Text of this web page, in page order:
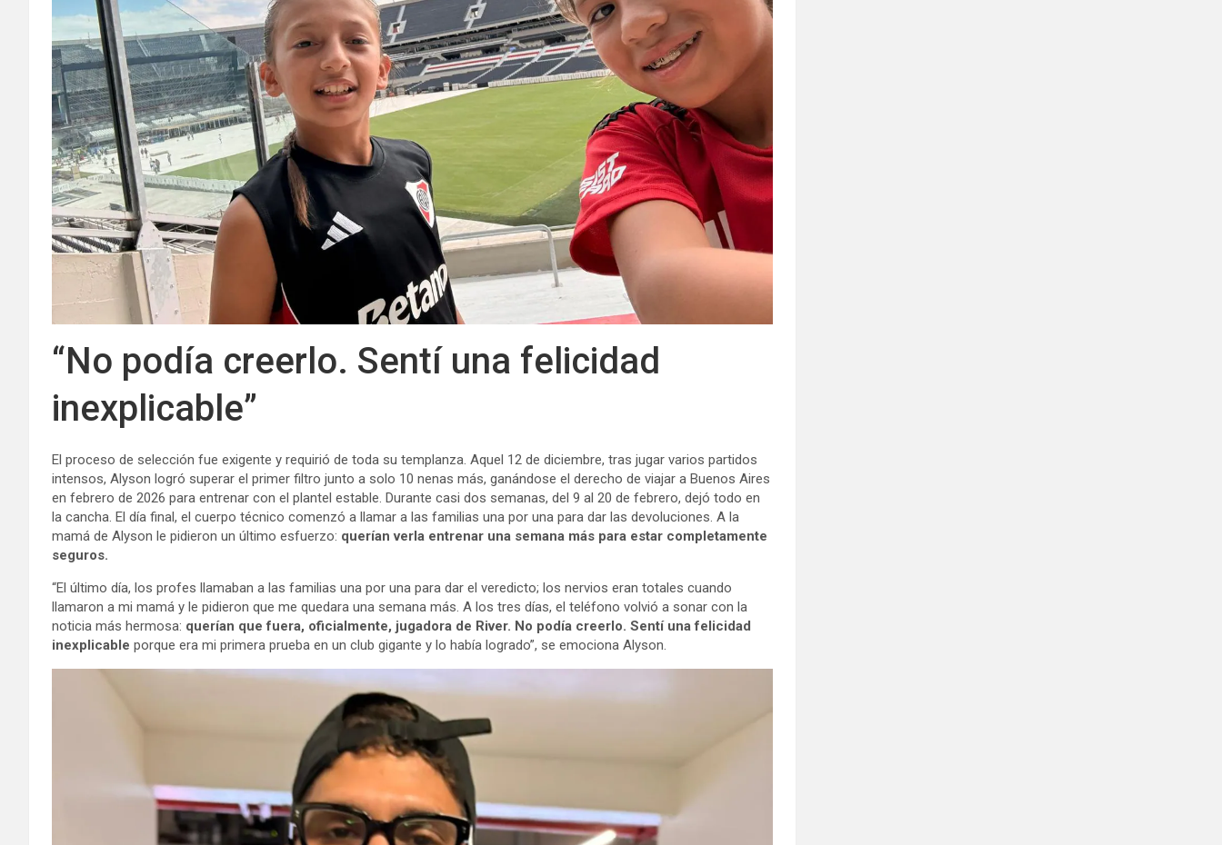
“No podía creerlo. Sentí una felicidad
inexplicable”
El proceso de selección fue exigente y requirió de toda su templanza. Aquel 12 de diciembre, tras jugar varios partidos
intensos, Alyson logró superar el primer filtro junto a solo 10 nenas más, ganándose el derecho de viajar a Buenos Aires
en febrero de 2026 para entrenar con el plantel estable. Durante casi dos semanas, del 9 al 20 de febrero, dejó todo en
la cancha. El día final, el cuerpo técnico comenzó a llamar a las familias una por una para dar las devoluciones. A la
mamá de Alyson le pidieron un último esfuerzo: querían verla entrenar una semana más para estar completamente
seguros.
“El último día, los profes llamaban a las familias una por una para dar el veredicto; los nervios eran totales cuando
llamaron a mi mamá y le pidieron que me quedara una semana más. A los tres días, el teléfono volvió a sonar con la
noticia más hermosa: querían que fuera, oficialmente, jugadora de River. No podía creerlo. Sentí una felicidad
inexplicable porque era mi primera prueba en un club gigante y lo había logrado”, se emociona Alyson.